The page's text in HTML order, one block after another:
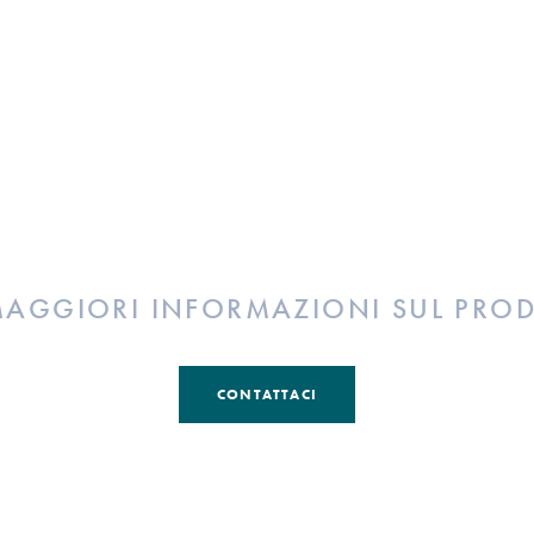
INFORMAZIONI SUL
CONTATTACI